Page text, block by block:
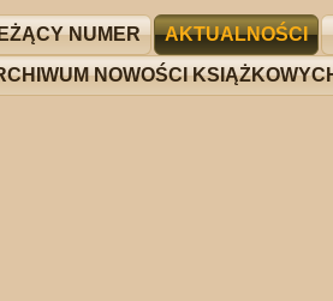
NUMER AKTUALNOŚCI
NOWOŚCI